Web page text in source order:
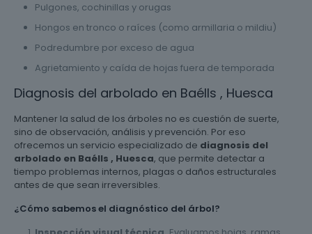
Pulgones, cochinillas y orugas
Hongos en tronco o raíces (como armillaria o mildiu)
Podredumbre por exceso de agua
Agrietamiento y caída de hojas fuera de temporada
Diagnosis del arbolado en Baélls , Huesca
Mantener la salud de los árboles no es cuestión de suerte,
sino de observación, análisis y prevención. Por eso
ofrecemos un servicio especializado de diagnosis del
arbolado en Baélls , Huesca, que permite detectar a
tiempo problemas internos, plagas o daños estructurales
antes de que sean irreversibles.
¿Cómo sabemos el diagnóstico del árbol?